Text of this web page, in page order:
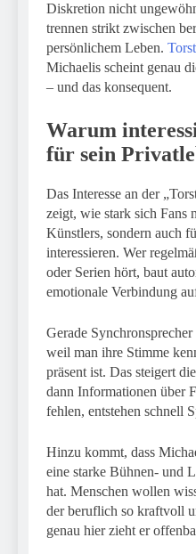
Diskretion nicht
trennen strikt zwischen
persönlichem Leben.
Michaelis scheint genau
– und das konsequent.
Warum
für sein
Das Interesse an der
zeigt, wie stark sich Fans
Künstlers, sondern auch
interessieren. Wer
oder Serien hört, baut
emotionale Verbindung
Gerade
weil man ihre Stimme
präsent ist. Das steigert
dann Informationen über
fehlen, entstehen schnell
Hinzu kommt, dass
eine starke Bühnen- und
hat. Menschen wollen
der beruflich so kraftvoll
genau hier zieht er